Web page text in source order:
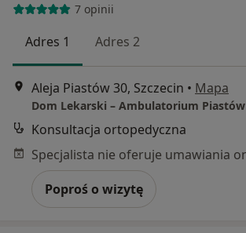
7 opinii
Adres 1 Adres 2
Aleja Piastów 30, Szczecin • Mapa
Dom Lekarski – Ambulatorium Piastów
Konsultacja ortopedyczna
Poproś o wizytę